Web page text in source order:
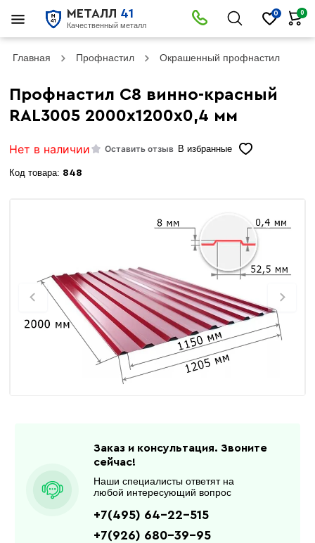
МЕТАЛЛ 41
Качественный металл
0 0
Главная Профнастил Окрашенный профнастил
Профнастил С8 винно-красный
RAL3005 2000х1200х0,4 мм
Нет в наличии Оставить отзыв В избранные
Код товара: 848
Заказ и консультация. Звоните
сейчас!
Наши специалисты ответят на
любой интересующий вопрос
+7(495) 64-22-515
+7(926) 680-39-95